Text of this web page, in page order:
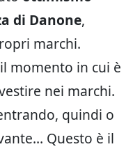
di Danone,
marchi.
momento in cui è
nei marchi.
quindi o
Questo è il